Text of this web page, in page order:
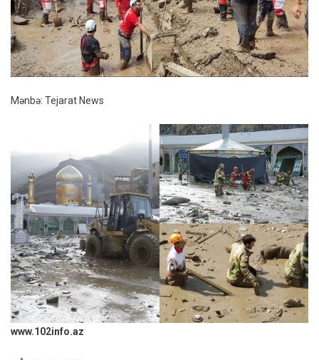
Mənbə: Tejarat News
www.102info.az